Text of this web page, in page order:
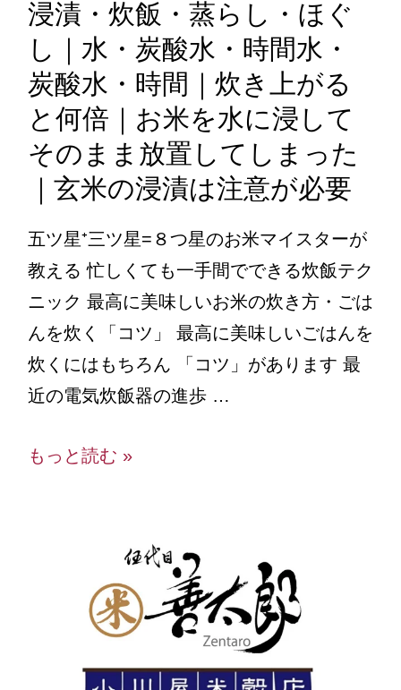
浸漬・炊飯・蒸らし・ほぐ
し｜水・炭酸水・時間水・
炭酸水・時間｜炊き上がる
と何倍｜お米を水に浸して
そのまま放置してしまった
｜玄米の浸漬は注意が必要
五ツ星⁺三ツ星=８つ星のお米マイスターが
教える 忙しくても一手間でできる炊飯テク
ニック 最高に美味しいお米の炊き方・ごは
んを炊く「コツ」 最高に美味しいごはんを
炊くにはもちろん 「コツ」があります 最
近の電気炊飯器の進歩 …
もっと読む »